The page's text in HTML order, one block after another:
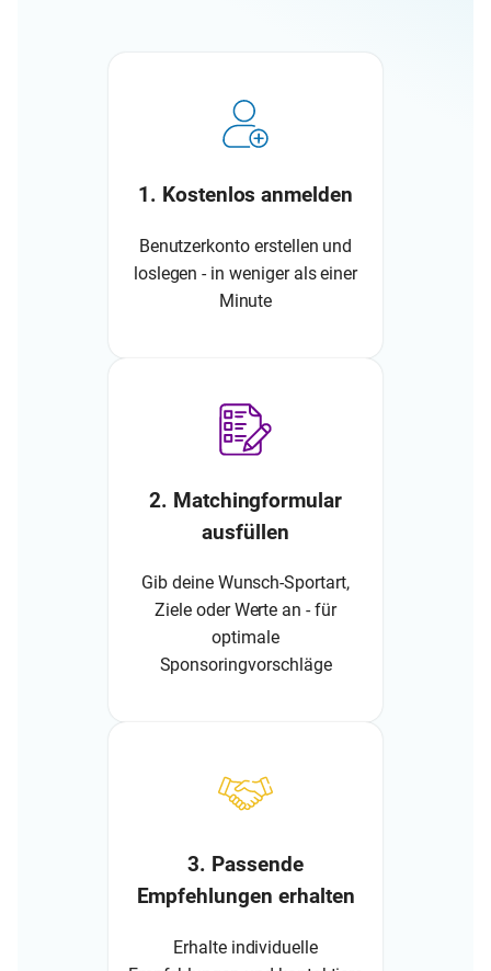
1. Kostenlos anmelden
Benutzerkonto erstellen und
loslegen - in weniger als einer
Minute
2. Matchingformular
ausfüllen
Gib deine Wunsch-Sportart,
Ziele oder Werte an - für
optimale
Sponsoringvorschläge
3. Passende
Empfehlungen erhalten
Erhalte individuelle